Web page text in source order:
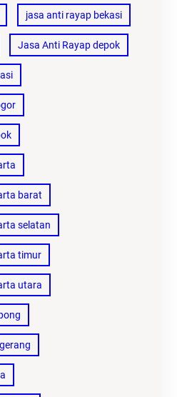
jasa anti rayap bekasi
Jasa Anti Rayap depok
barat
selatan
timur
utara